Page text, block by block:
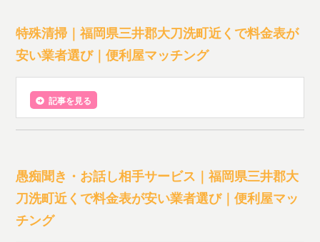
特殊清掃｜福岡県三井郡大刀洗町近くで料金表が
安い業者選び｜便利屋マッチング
記事を見る
愚痴聞き・お話し相手サービス｜福岡県三井郡大
刀洗町近くで料金表が安い業者選び｜便利屋マッ
チング